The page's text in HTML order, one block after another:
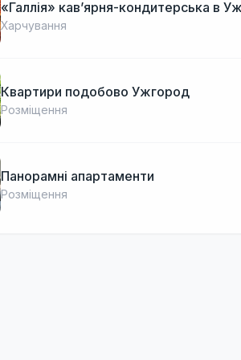
«Галлія» кав’ярня-кондитерська в
Харчування
Квартири подобово Ужгород
Розміщення
Панорамні апартаменти
Розміщення